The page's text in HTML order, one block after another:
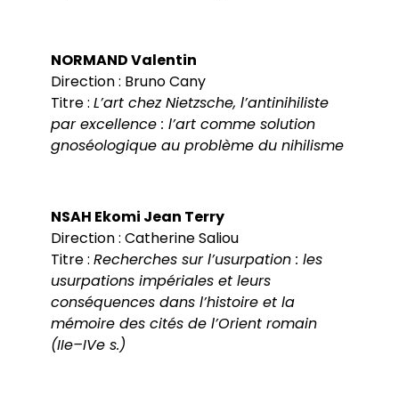
NORMAND Valentin
Direction : Bruno Cany
Titre : L’art chez Nietzsche, l’antinihiliste
par excellence : l’art comme solution
gnoséologique au problème du nihilisme
NSAH Ekomi Jean Terry
Direction : Catherine Saliou
Titre : Recherches sur l’usurpation : les
usurpations impériales et leurs
conséquences dans l’histoire et la
mémoire des cités de l’Orient romain
(IIe–IVe s.)